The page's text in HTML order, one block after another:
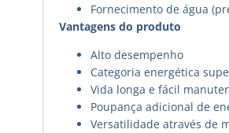
Fornecimento de água
Vantagens do produto
Alto desempenho
Categoria energética
Vida longa e fácil
Poupança adicional de
Versatilidade através de